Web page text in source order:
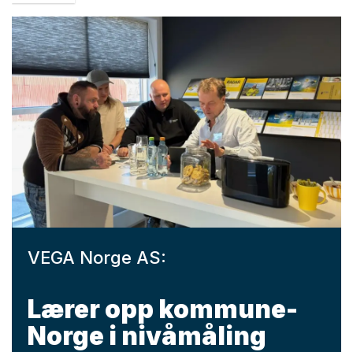
VEGA Norge AS:
Lærer opp kommune-
Norge i nivåmåling